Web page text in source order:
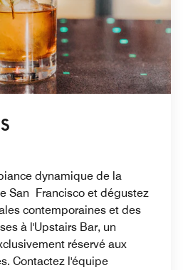
dynamique de la
San Francisco et dégustez
contemporaines et des
à l'Upstairs Bar, un
réservé aux
Contactez l'équipe